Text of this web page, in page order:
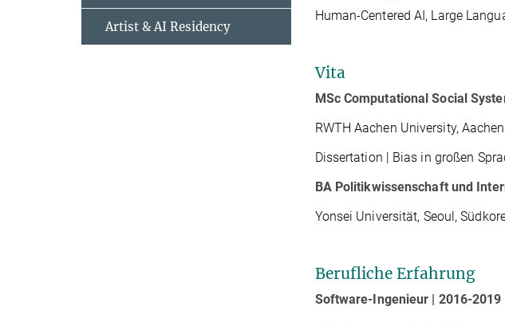
Human-Centered AI, Large
Vita
MSc Computational Social
RWTH Aachen University,
Dissertation | Bias in großen
BA Politikwissenschaft und
Yonsei Universität, Seoul,
Berufliche Erfahrung
Software-Ingenieur | 2016-2019
Artist & AI Residency